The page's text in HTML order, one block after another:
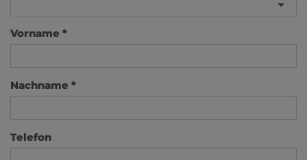
Vorname
Nachname
Telefon